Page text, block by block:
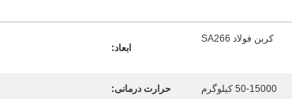
کربن فولاد SA266
ابعاد:
50-15000 کیلوگرم حرارت درمانی: